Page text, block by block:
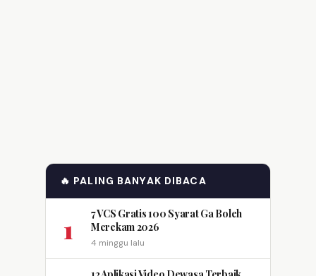
🔥 PALING BANYAK DIBACA
1
7 VCS Gratis 100 Syarat Ga Boleh
Merekam 2026
4 minggu lalu